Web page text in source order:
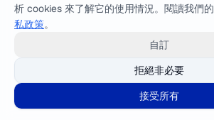
析 cookies 來了解它的使用情況。閱讀我們的
私政策。
自訂
拒絕非必要
接受所有